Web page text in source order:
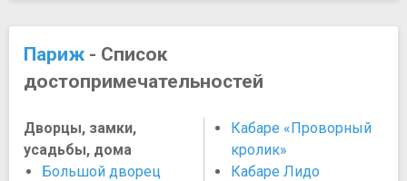
Париж - Список
достопримечательностей
Дворцы, замки,
усадьбы, дома
Большой дворец
Кабаре «Проворный
кролик»
Кабаре Лидо